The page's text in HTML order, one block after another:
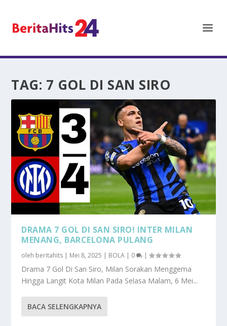
TAG: 7 GOL DI SAN SIRO
DRAMA 7 GOL DI SAN SIRO! INTER MILAN
MENANG, BARCELONA PULANG
oleh beritahits | Mei 8, 2025 | BOLA | 0 |
Drama 7 Gol Di San Siro, Milan Sorakan Menggema
Hingga Langit Kota Milan Pada Selasa Malam, 6 Mei...
BACA SELENGKAPNYA